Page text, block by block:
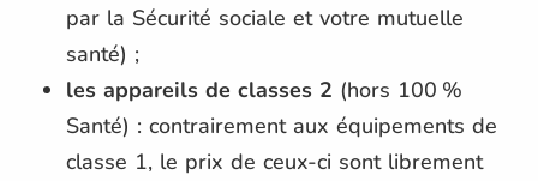
par la Sécurité sociale et votre mutuelle
santé) ;
les appareils de classes 2 (hors 100 %
Santé) : contrairement aux équipements de
classe 1, le prix de ceux-ci sont librement